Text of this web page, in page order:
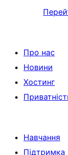
Про нас
Новини
Хостинг
Навчання
Підтримка